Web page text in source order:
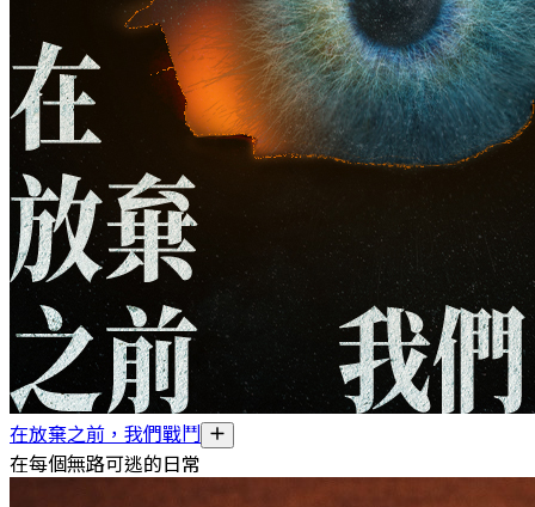
在放棄之前，我們戰鬥
在每個無路可逃的日常